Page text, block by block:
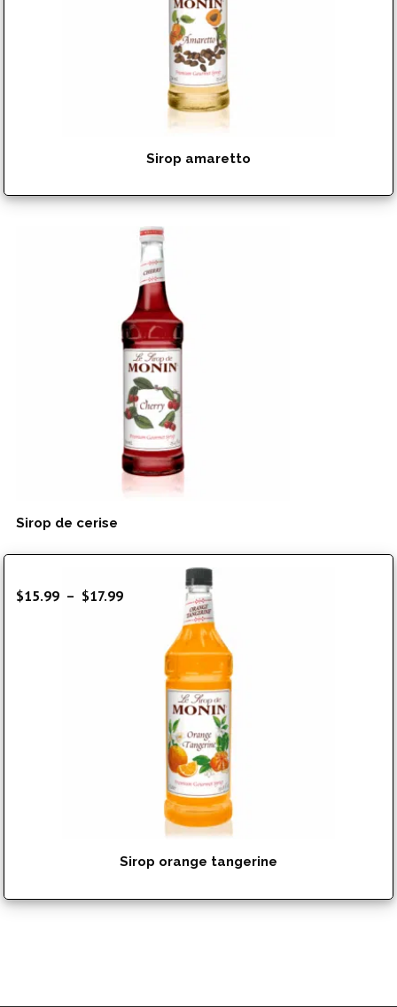
Sirop amaretto
Sirop de cerise
$15.99 – $17.99Plage
$15.99
Sirop orange tangerine